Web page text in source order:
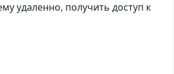
удаленно, получить доступ к